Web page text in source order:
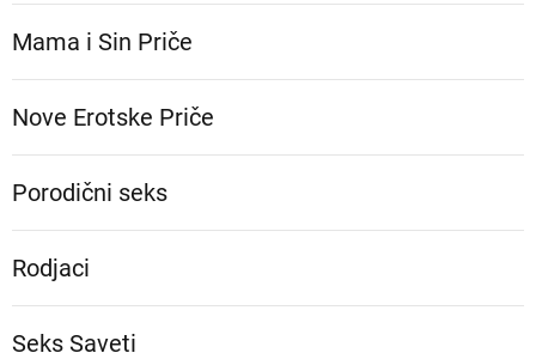
Mama i Sin Priče
Nove Erotske Priče
Porodični seks
Rodjaci
Seks Saveti